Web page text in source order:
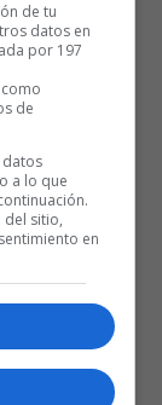
Tillie (12),
Tyson Pérez (6).
(18),
Howard (30),
y Gytis
María Martín
de tu
datos en
por 197
de
datos
a lo que
del sitio,
en